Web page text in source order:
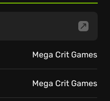
Mega Crit Games
Mega Crit Games